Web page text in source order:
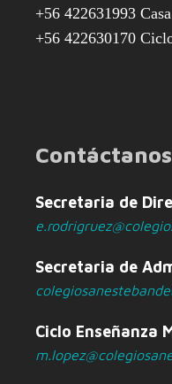
+56 422631993
+56 422630170
Contáctanos
Secretaria de
Secretaria de
Ciclo Enseñanza